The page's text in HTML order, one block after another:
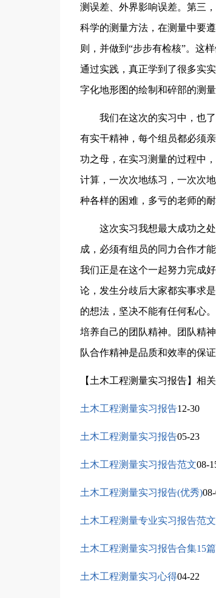
测误差、外界影响误差。第三
科学的测量方法，在测量中要
则，并做到“步步有检核”。这
通过实践，真正学到了很多实
字化地形图的绘制和碎部的测
我们在这次的实习中，也了
有实干精神，每个组员都必须
功之母，在实习测量的过程中
计算，一次次地练习，一次次
种各样的困难，多亏的老师的
这次实习我想最大成功之处
成，必须有组员的同力合作才
我们正是在这个一起努力完成
论，发生分歧后大家都实事求
的想法，坚决不能有任何私心
培养自己的团队精神。团队精
队合作精神是品质和效率的保
【土木工程测量实习报告】相关
土木工程测量实习报告12-30
土木工程测量实习报告05-23
土木工程测量实习报告范文08-
土木工程测量实习报告(优秀)
土木工程测量专业实习报告范文
土木工程测量实习报告合集15篇
土木工程测量实习心得04-22